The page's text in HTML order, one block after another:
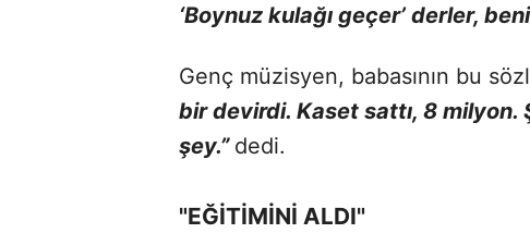
‘Boynuz kulağı geçer’ derler,
Genç müzisyen, babasının bu
bir devirdi. Kaset sattı, 8
şey.” dedi.
"EĞİTİMİNİ ALDI"